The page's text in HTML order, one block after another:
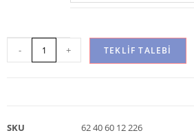
- + TEKLIF TALEBI
SKU 62 40 60 12 226